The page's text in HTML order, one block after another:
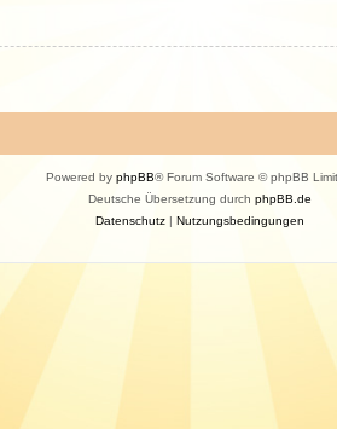
Powered by phpBB® Forum Software © phpBB
Deutsche Übersetzung durch phpBB.de
Datenschutz| Nutzungsbedingungen